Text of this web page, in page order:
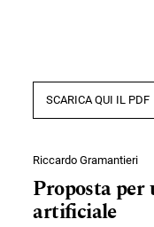
SCARICA QUI IL PDF
Riccardo Gramantieri
Proposta
artificiale